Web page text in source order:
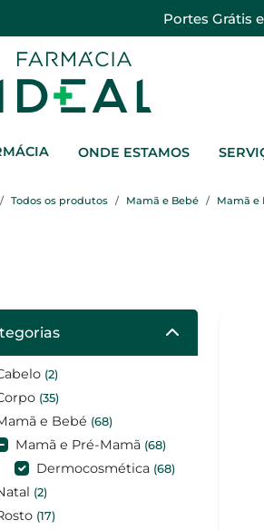
Portes Grátis
ONDE ESTAMOS
Todos os produtos Mamã e Bebé Mamã e
(2)
(35)
e Bebé (68)
Mamã e Pré-Mamã (68)
Dermocosmética (68)
(2)
(17)